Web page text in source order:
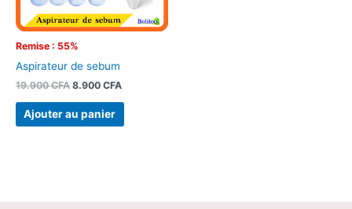
Remise : 55%
Aspirateur de sebum
19.900CFA 8.900 CFA
Ajouter au panier